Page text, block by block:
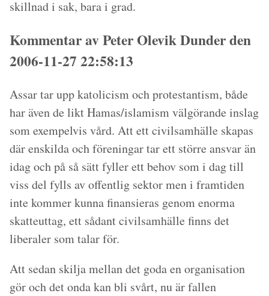
skillnad i sak, bara i grad.
Kommentar av Peter Olevik Dunder den
2006-11-27 22:58:13
Assar tar upp katolicism och protestantism, både
har även de likt Hamas/islamism välgörande inslag
som exempelvis vård. Att ett civilsamhälle skapas
där enskilda och föreningar tar ett större ansvar än
idag och på så sätt fyller ett behov som i dag till
viss del fylls av offentlig sektor men i framtiden
inte kommer kunna finansieras genom enorma
skatteuttag, ett sådant civilsamhälle finns det
liberaler som talar för.
Att sedan skilja mellan det goda en organisation
gör och det onda kan bli svårt, nu är fallen